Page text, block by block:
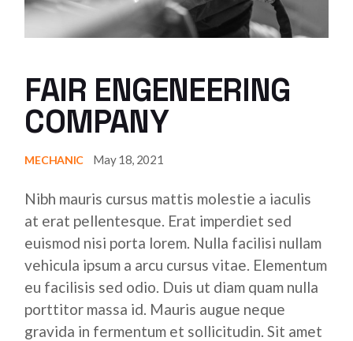
FAIR ENGENEERING
COMPANY
MECHANIC May 18, 2021
Nibh mauris cursus mattis molestie a iaculis
at erat pellentesque. Erat imperdiet sed
euismod nisi porta lorem. Nulla facilisi nullam
vehicula ipsum a arcu cursus vitae. Elementum
eu facilisis sed odio. Duis ut diam quam nulla
porttitor massa id. Mauris augue neque
gravida in fermentum et sollicitudin. Sit amet